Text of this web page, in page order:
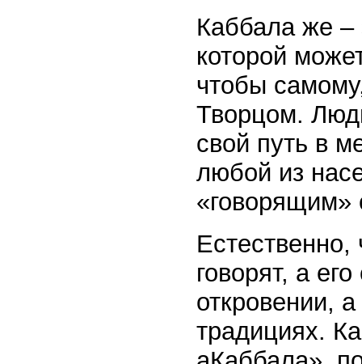
Каббала же –
которой
чтобы
Творцом.
свой путь в
любой из
«говорящим»
Естественно,
говорят, а
откровении,
традициях.